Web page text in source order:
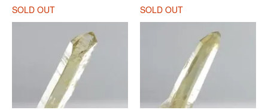
SOLD OUT
SOLD OUT